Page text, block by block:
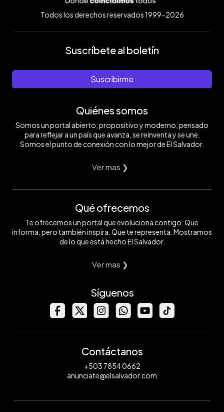
Todos los derechos reservados 1999-2026
Suscríbete al boletín
Suscribirme
Quiénes somos
Somos un portal abierto, propositivo y moderno, pensado
para reflejar a un país que avanza, se reinventa y se une.
Somos el punto de conexión con lo mejor de El Salvador.
Ver mas ❯
Qué ofrecemos
Te ofrecemos un portal que evoluciona contigo. Que
informa, pero también inspira. Que te representa. Mostramos
de lo que está hecho El Salvador.
Ver mas ❯
Síguenos
Contáctanos
+503 7854 0662
anunciate@elsalvador.com